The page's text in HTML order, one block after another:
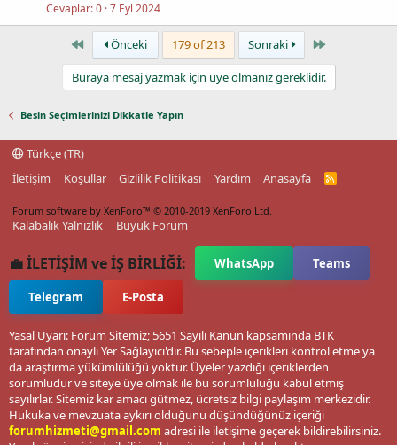
Cevaplar 0 7 Eyl 2024
First Önceki 179 of 213 Sonraki Last
Buraya mesaj yazmak için üye olmanız gereklidir.
Besin Seçimlerinizi Dikkatle Yapın
Türkçe (TR)
İletişim
Koşullar Gizlilik Politikası Yardım Anasayfa
R
Forum software by XenForo™ © 2010-2019 XenForo Ltd.
Kalabalık Yalnızlık Büyük Forum
💼 İLETİŞİM ve İŞ BİRLİĞİ: WhatsApp Teams
Telegram E-Posta
Yasal Uyarı: Forum Sitemiz; 5651 Sayılı Kanun kapsamında BTK
tarafından onaylı Yer Sağlayıcı'dır. Bu sebeple içerikleri kontrol etme ya
da araştırma yükümlülüğü yoktur. Üyeler yazdığı içeriklerden
sorumludur ve siteye üye olmak ile bu sorumluluğu kabul etmiş
sayılırlar. Sitemiz kar amacı gütmez, ücretsiz bilgi paylaşım merkezidir.
Hukuka ve mevzuata aykırı olduğunu düşündüğünüz içeriği
forumhizmeti@gmail.com adresi ile iletişime geçerek bildirebilirsiniz.